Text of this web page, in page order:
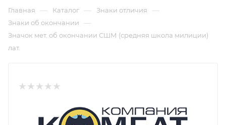
Главная — Каталог — Знаки отличия —
Знаки об окончании —
Значок мет. об окончании СШМ (средняя школа милиции)
лат.